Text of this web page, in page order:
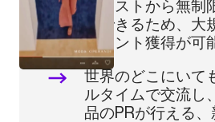
ブホストから無
信できるため、大
ジメント獲得が可
世界のどこにいて
ルタイムで交流し
品のPRが行える